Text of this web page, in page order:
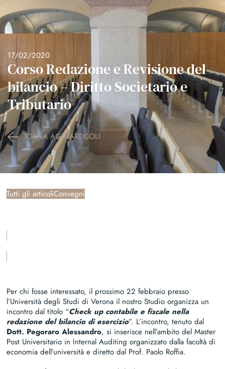
to
content
menu
menu
17/02/2020
Corso Redazione e Revisione del
bilancio – Diritto Societario e
Tributario
TORNA AGLI ARTICOLI
Tutti gli articoliConvegni
Per chi fosse interessato, il prossimo 22 febbraio presso
l’Università degli Studi di Verona il nostro Studio organizza un
incontro dal titolo “Check up contabile e fiscale nella
redazione del bilancio di esercizio”. L’incontro, tenuto dal
Dott. Pegoraro Alessandro, si inserisce nell’ambito del Master
Post Universitario in Internal Auditing organizzato dalla facoltà di
economia dell’università e diretto dal Prof. Paolo Roffia.